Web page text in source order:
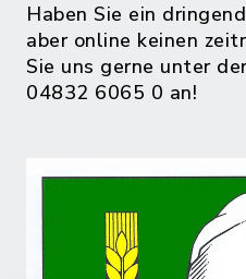
Haben Sie ein
aber online keinen
Sie uns gerne unter
04832 6065 0 an!